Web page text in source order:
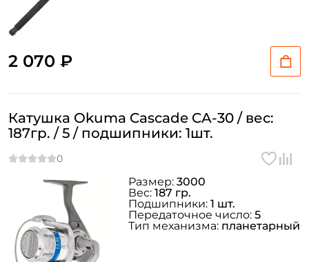
2 070 ₽
Катушка Okuma Cascade CA-30 / вес:
187гр. / 5 / подшипники: 1шт.
Размер: 3000
Вес: 187 гр.
Подшипники: 1 шт.
Передаточное число: 5
Тип механизма: планетарный